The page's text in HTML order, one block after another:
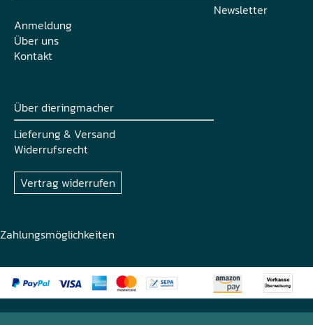
Newsletter
Anmeldung
Über uns
Kontakt
Über dieringmacher
Lieferung & Versand
Widerrufsrecht
Vertrag widerrufen
Zahlungsmöglichkeiten